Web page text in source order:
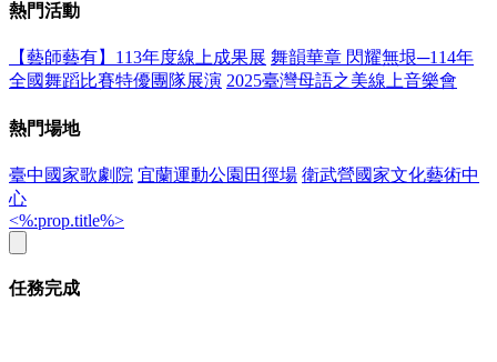
熱門活動
【藝師藝有】113年度線上成果展 舞韻華章 閃耀無垠─114年
全國舞蹈比賽特優團隊展演 2025臺灣母語之美線上音樂會
熱門場地
臺中國家歌劇院 宜蘭運動公園田徑場 衛武營國家文化藝術中
心
<%:prop.title%>
任務完成